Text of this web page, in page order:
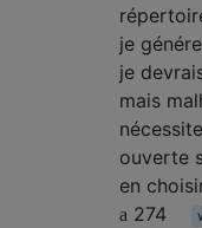
je
je
mais
ouverte
en
274